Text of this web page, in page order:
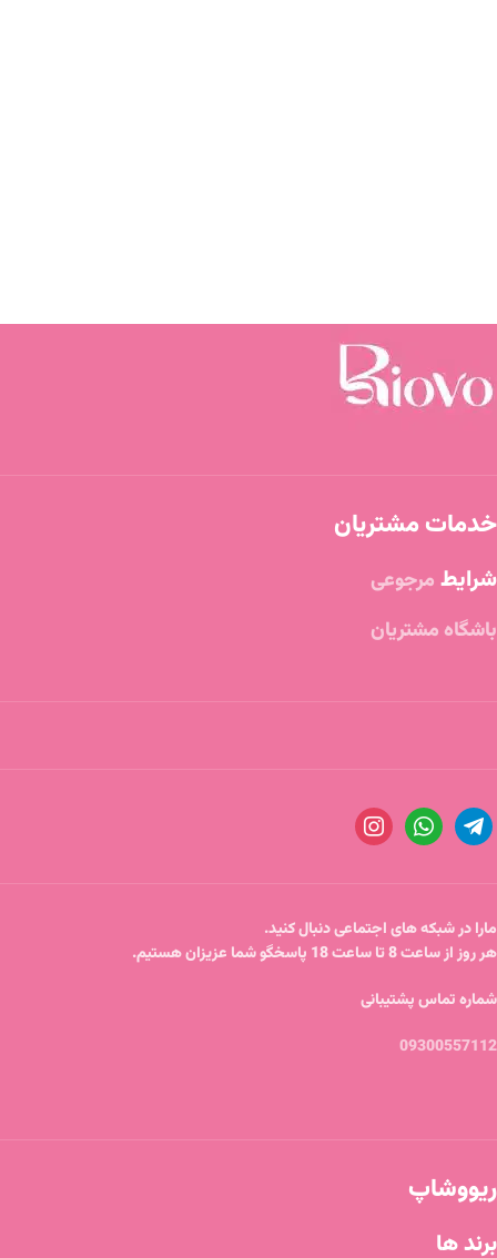
خدمات مشتریان
شرایط مرجوعی
باشگاه مشتریان
مارا در شبکه های اجتماعی دنبال کنید.
هر روز از ساعت 8 تا ساعت 18 پاسخگو شما عزیزان هستیم.
شماره تماس پشتیبانی
09300557112
ریووشاپ
برند ها